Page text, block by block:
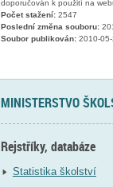
doporučován k použití na
Počet stažení:2547
Poslední změna souboru:
Soubor publikován:2010-05-
MINISTERSTVO
Rejstříky, databáze
Statistika školství